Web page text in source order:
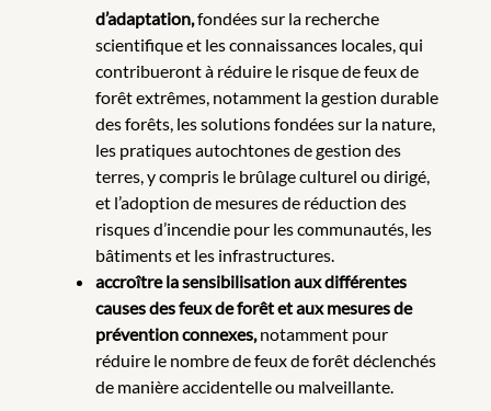
d’adaptation,fondées sur la recherche
scientifique et les connaissances locales, qui
contribueront à réduire le risque de feux de
forêt extrêmes, notamment la gestion durable
des forêts, les solutions fondées sur la nature,
les pratiques autochtones de gestion des
terres, y compris le brûlage culturel ou dirigé,
et l’adoption de mesures de réduction des
risques d’incendie pour les communautés, les
bâtiments et les infrastructures.
accroître la sensibilisation aux différentes
causes des feux de forêt et aux mesures de
prévention connexes,notamment pour
réduire le nombre de feux de forêt déclenchés
de manière accidentelle ou malveillante.